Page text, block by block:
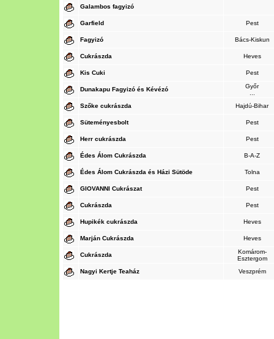
Galambos fagyizó
Garfield Pest
Fagyizó Bács-Kiskun
Cukrászda Heves
Kis Cuki Pest
Dunakapu Fagyizó és Kévézó
Győr
Szőke cukrászda
Hajdú-Bihar
Süteményesbolt Pest
Herr cukrászda Pest
Édes Álom Cukrászda B-A-Z
Édes Álom Cukrászda és Házi Sütöde Tolna
GIOVANNI Cukrászat Pest
Cukrászda Pest
Hupikék cukrászda Heves
Marján Cukrászda Heves
Cukrászda
Komárom-
Esztergom
Nagyi Kertje Teaház
Veszprém